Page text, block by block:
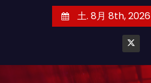
土. 8月 8th, 2026